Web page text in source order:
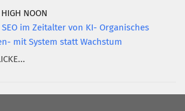
NOON
SEO im Zeitalter von KI- Organisches
mit System statt Wachstum